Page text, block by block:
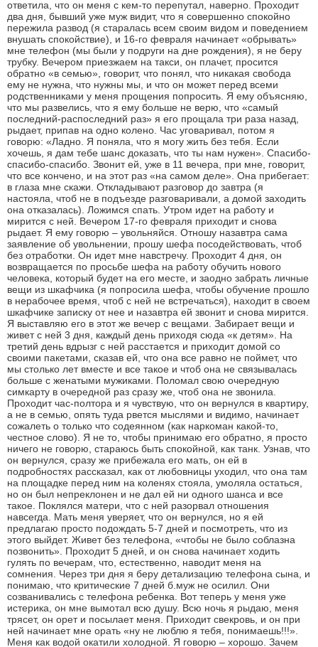
ответила, что он меня с кем-то перепутал, наверно. Проходит
два дня, бывший уже муж видит, что я совершенно спокойно
пережила развод (я старалась всем своим видом и поведением
внушать спокойствие), и 16-го февраля начинает «обрывать»
мне телефон (мы были у подруги на дне рождения), я не беру
трубку. Вечером приезжаем на такси, он плачет, просится
обратно «в семью», говорит, что понял, что никакая свобода
ему не нужна, что нужны мы, и что он может перед всеми
родственниками у меня прощения попросить. Я ему объясняю,
что мы развелись, что я ему больше не верю, что «самый
последний-распоследний раз» я его прощала три раза назад,
рыдает, припав на одно колено. Час уговаривал, потом я
говорю: «Ладно. Я поняла, что я могу жить без тебя. Если
хочешь, я дам тебе шанс доказать, что ты нам нужен». Спасибо-
спасибо-спасибо. Звонит ей, уже в 11 вечера, при мне, говорит,
что все кончено, и на этот раз «на самом деле». Она прибегает:
в глаза мне скажи. Откладывают разговор до завтра (я
настояла, чтоб не в подъезде разговаривали, а домой заходить
она отказалась). Ложимся спать. Утром идет на работу и
мирится с ней. Вечером 17-го февраля приходит и снова
рыдает. Я ему говорю – увольняйся. Отношу назавтра сама
заявление об увольнении, прошу шефа посодействовать, чтоб
без отработки. Он идет мне навстречу. Проходит 4 дня, он
возвращается по просьбе шефа на работу обучить нового
человека, который будет на его месте, и заодно забрать личные
вещи из шкафчика (я попросила шефа, чтобы обучение прошло
в нерабочее время, чтоб с ней не встречаться), находит в своем
шкафчике записку от нее и назавтра ей звонит и снова мирится.
Я выставляю его в этот же вечер с вещами. Забирает вещи и
живет с ней 3 дня, каждый день приходя сюда «к детям». На
третий день вдрызг с ней расстается и приходит домой со
своими пакетами, сказав ей, что она все равно не поймет, что
мы столько лет вместе и все такое и чтоб она не связывалась
больше с женатыми мужиками. Поломал свою очередную
симкарту в очередной раз сразу же, чтоб она не звонила.
Проходит час-полтора и я чувствую, что он вернулся в квартиру,
а не в семью, опять туда рвется мыслями и видимо, начинает
сожалеть о только что содеянном (как наркоман какой-то,
честное слово). Я не то, чтобы принимаю его обратно, я просто
ничего не говорю, стараюсь быть спокойной, как танк. Узнав, что
он вернулся, сразу же прибежала его мать, он ей в
подробностях рассказал, как от любовницы уходил, что она там
на площадке перед ним на коленях стояла, умоляла остаться,
но он был непреклонен и не дал ей ни одного шанса и все
такое. Поклялся матери, что с ней разорвал отношения
навсегда. Мать меня уверяет, что он вернулся, но я ей
предлагаю просто подождать 5-7 дней и посмотреть, что из
этого выйдет. Живет без телефона, «чтобы не было соблазна
позвонить». Проходит 5 дней, и он снова начинает ходить
гулять по вечерам, что, естественно, наводит меня на
сомнения. Через три дня я беру детализацию телефона сына, и
понимаю, что критические 7 дней б.муж не осилил. Они
созванивались с телефона ребенка. Вот теперь у меня уже
истерика, он мне вымотал всю душу. Всю ночь я рыдаю, меня
трясет, он орет и посылает меня. Приходит свекровь, и он при
ней начинает мне орать «ну не люблю я тебя, понимаешь!!!».
Меня как водой окатили холодной. Я говорю – хорошо. Зачем